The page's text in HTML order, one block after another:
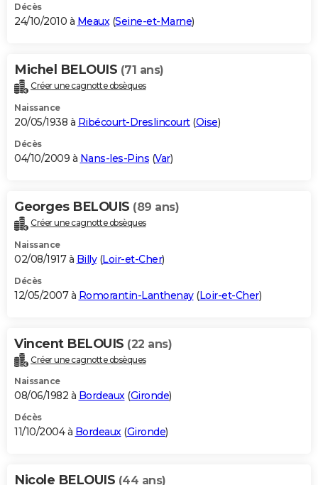
Décès
24/10/2010 à Meaux(Seine-et-Marne)
Michel BELOUIS (71 ans)
Créer une cagnotte obsèques
Naissance
20/05/1938 à Ribécourt-Dreslincourt(Oise)
Décès
04/10/2009 à Nans-les-Pins (Var)
Georges BELOUIS (89 ans)
Créer une cagnotte obsèques
Naissance
02/08/1917 à Billy(Loir-et-Cher)
Décès
12/05/2007 à Romorantin-Lanthenay(Loir-et-Cher)
Vincent BELOUIS (22 ans)
Créer une cagnotte obsèques
Naissance
08/06/1982 à Bordeaux(Gironde)
Décès
11/10/2004 à Bordeaux(Gironde)
Nicole BELOUIS (44 ans)